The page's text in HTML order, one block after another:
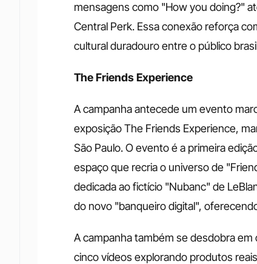
mensagens como "How you doing?"
Central Perk. Essa conexão reforça
cultural duradouro entre o público
The Friends Experience
A campanha antecede um evento
exposição The Friends Experience,
São Paulo. O evento é a primeira
espaço que recria o universo de
dedicada ao fictício "Nubanc" de
do novo "banqueiro digital",
A campanha também se desdobra
cinco vídeos explorando produtos